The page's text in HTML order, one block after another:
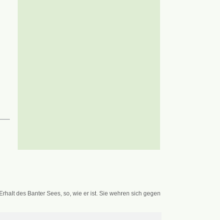
des Banter Sees, so, wie er ist. Sie wehren sich gegen